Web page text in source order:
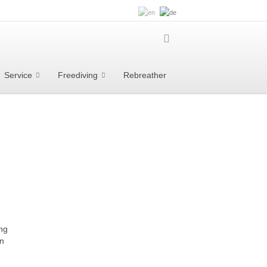
Service Freediving Rebreather